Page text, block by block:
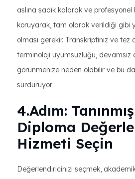
aslına sadık kalarak ve
koruyarak, tam olarak verildiği gibi
olması gerekir. Transkriptiniz ve tez
terminoloji uyumsuzluğu, devamsız
görünmenize neden olabilir ve bu
sürdürüyor.
4.Adım:
Diploma
Hizmeti Seçin
Değerlendiricinizi seçmek,